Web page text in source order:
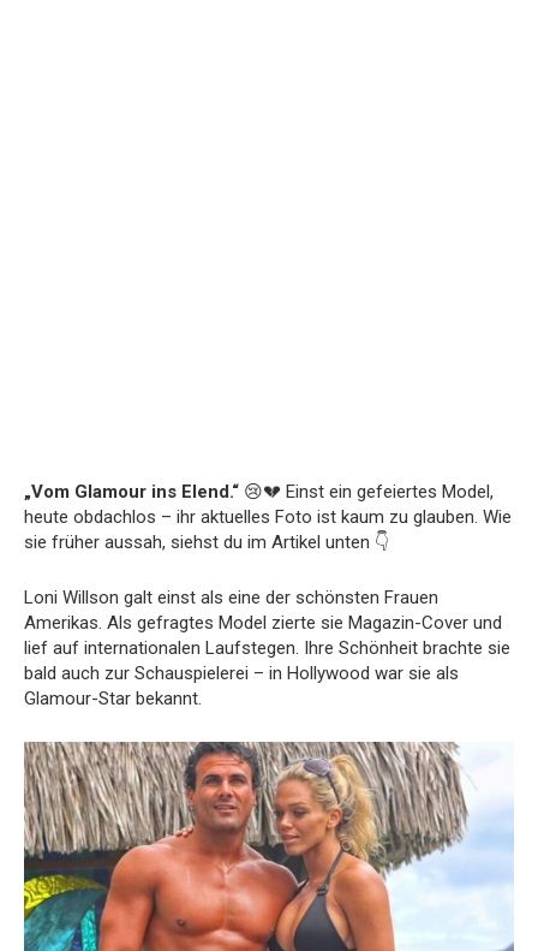
„Vom Glamour ins Elend.“ 😢💔 Einst ein gefeiertes Model,
heute obdachlos – ihr aktuelles Foto ist kaum zu glauben. Wie
sie früher aussah, siehst du im Artikel unten 👇
Loni Willson galt einst als eine der schönsten Frauen
Amerikas. Als gefragtes Model zierte sie Magazin-Cover und
lief auf internationalen Laufstegen. Ihre Schönheit brachte sie
bald auch zur Schauspielerei – in Hollywood war sie als
Glamour-Star bekannt.